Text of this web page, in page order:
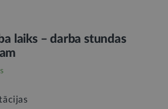
laiks – darba stundas